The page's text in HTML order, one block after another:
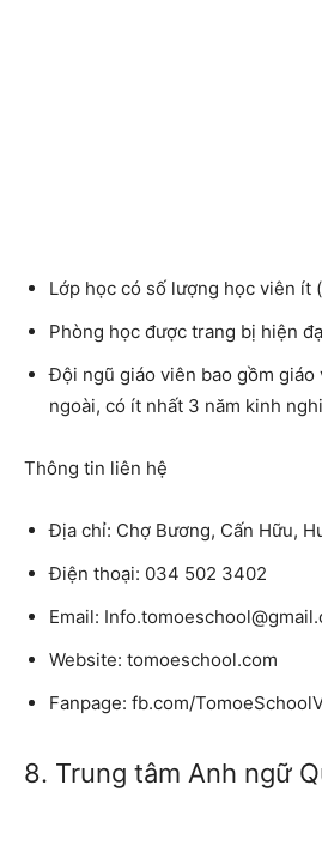
Lớp học có số lượng học viên ít
Phòng học được trang bị hiện
Đội ngũ giáo viên bao gồm giáo
ngoài, có ít nhất 3 năm kinh
Thông tin liên hệ
Địa chỉ: Chợ Bương, Cấn Hữu,
Điện thoại: 034 502 3402
Email:
Website: tomoeschool.com
Fanpage: fb.com/
8. Trung tâm Anh ngữ